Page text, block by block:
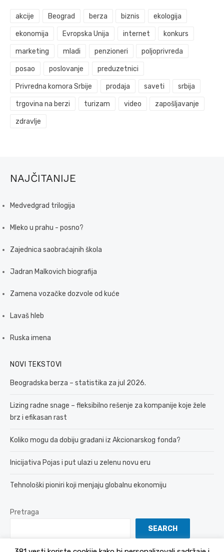
akcije Beograd berza biznis ekologija
ekonomija Evropska Unija internet konkurs
marketing mladi penzioneri poljoprivreda
posao poslovanje preduzetnici
Privredna komora Srbije prodaja saveti srbija
trgovina na berzi turizam video zapošljavanje
zdravlje
NAJČITANIJE
Medvedgrad trilogija
Mleko u prahu - posno?
Zajednica saobraćajnih škola
Jadran Malkovich biografija
Zamena vozačke dozvole od kuće
Lavaš hleb
Ruska imena
NOVI TEKSTOVI
Beogradska berza – statistika za jul 2026.
Lizing radne snage – fleksibilno rešenje za kompanije koje žele
brz i efikasan rast
Koliko mogu da dobiju građani iz Akcionarskog fonda?
Inicijativa Pojas i put ulazi u zelenu novu eru
Tehnološki pioniri koji menjaju globalnu ekonomiju
Pretraga
SEARCH